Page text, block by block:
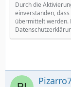
Durch die
einverstanden,
übermittelt werden.